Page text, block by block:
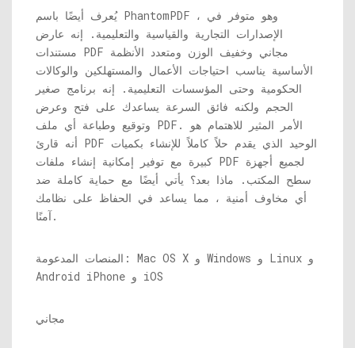
يُعرف أيضًا باسم PhantomPDF ، وهو متوفر في
الإصدارات التجارية والقياسية والتعليمية. إنه عارض
مستندات PDF مجاني وخفيف الوزن ومتعدد الأنظمة
الأساسية يناسب احتياجات الأعمال والمستهلكين والوكالات
الحكومية وحتى المؤسسات التعليمية. إنه برنامج صغير
الحجم ولكنه فائق السرعة يساعدك على فتح وعرض
وتوقيع وطباعة أي ملف PDF. الأمر المثير للاهتمام هو
أنه قارئ PDF الوحيد الذي يقدم حلاً كاملاً للإنشاء بكميات
كبيرة مع توفير إمكانية إنشاء ملفات PDF لجميع أجهزة
سطح المكتب. ماذا بعد؟ يأتي أيضًا مع حماية كاملة ضد
أي مخاوف أمنية ، مما يساعد في الحفاظ على نظامك
آمنًا.
المنصات المدعومة: Mac OS X و Windows و Linux و
Android iPhone و iOS
مجاني